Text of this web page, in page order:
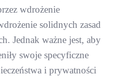
wdrożenie
solidnych zasad
Jednak ważne jest, aby
swoje specyficzne
i prywatności